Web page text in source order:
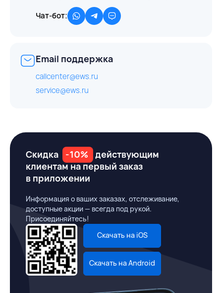
Чат-бот:
Email поддержка
callcenter@ews.ru
service@ews.ru
Скидка -10%
действующим
клиентам на первый заказ
в приложении
Информация о ваших заказах, отслеживание,
доступные акции — всегда под рукой.
Присоединяйтесь!
Скачать на iOS
Скачать на Android